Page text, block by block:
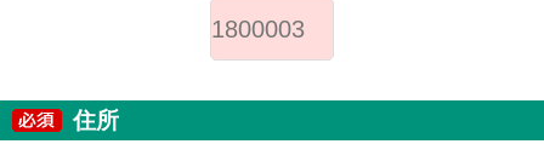
住所